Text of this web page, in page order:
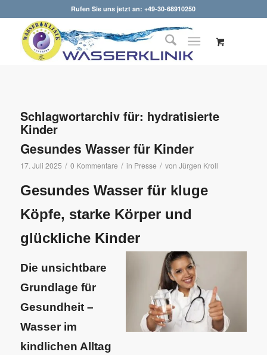
Rufen Sie uns jetzt an: +49-30-68910250
Schlagwortarchiv für: hydratisierte
Kinder
Gesundes Wasser für Kinder
17. Juli 2025 / 0 Kommentare / in Presse / von Jürgen Kroll
Gesundes Wasser für kluge
Köpfe, starke Körper und
glückliche Kinder
Die unsichtbare
Grundlage für
Gesundheit –
Wasser im
kindlichen Alltag